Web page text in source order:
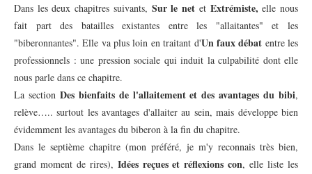
Dans les deux chapitres suivants, Sur le net et Extrémiste,elle nous
fait part des batailles existantes entre les "allaitantes" et les
"biberonnantes". Elle va plus loin en traitant d'Un faux débat entre les
professionnels : une pression sociale qui induit la culpabilité dont elle
nous parle dans ce chapitre.
La section Des bienfaits de l'allaitement et des avantages du bibi,
relève….. surtout les avantages d'allaiter au sein, mais développe bien
évidemment les avantages du biberon à la fin du chapitre.
Dans le septième chapitre (mon préféré, je m'y reconnais très bien,
grand moment de rires), Idées reçues et réflexions con, elle liste les